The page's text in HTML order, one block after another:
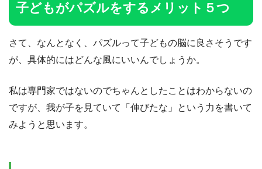
子どもがパズルをするメリット５つ
さて、なんとなく、パズルって子どもの脳に良さそうです
が、具体的にはどんな風にいいんでしょうか。
私は専門家ではないのでちゃんとしたことはわからないの
ですが、我が子を見ていて「伸びたな」という力を書いて
みようと思います。